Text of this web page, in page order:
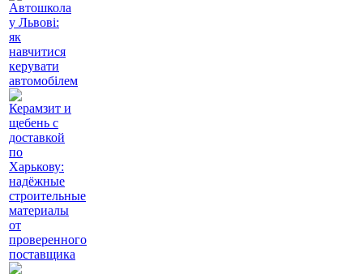
Автошкола
у Львові:
як
навчитися
керувати
автомобілем
Керамзит и
щебень с
доставкой
по
Харькову:
надёжные
строительные
материалы
от
проверенного
поставщика